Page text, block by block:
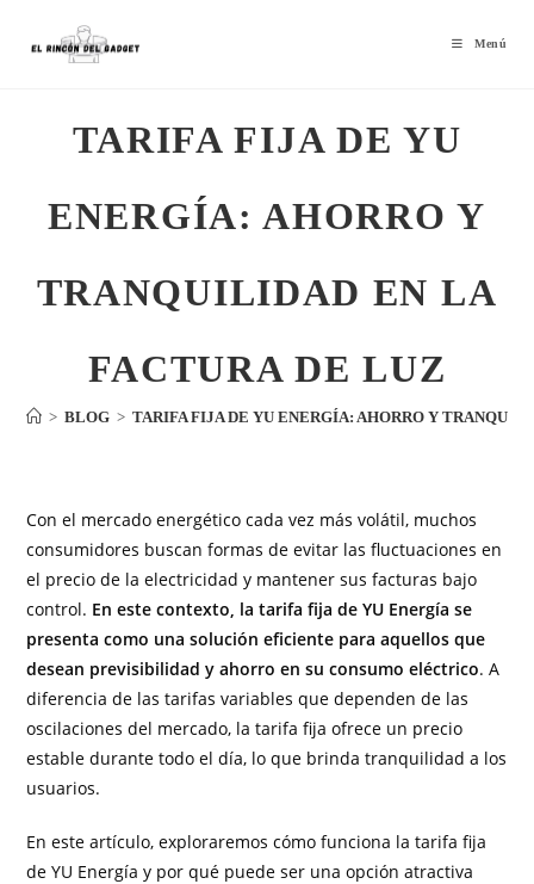
Menú
TARIFA FIJA DE YU
ENERGÍA: AHORRO Y
TRANQUILIDAD EN LA
FACTURA DE LUZ
> BLOG > TARIFA FIJA DE YU ENERGÍA: AHORRO Y
Con el mercado energético cada vez más volátil, muchos
consumidores buscan formas de evitar las fluctuaciones en
el precio de la electricidad y mantener sus facturas bajo
control. En este contexto, la tarifa fija de YU Energía se
presenta como una solución eficiente para aquellos que
desean previsibilidad y ahorro en su consumo eléctrico. A
diferencia de las tarifas variables que dependen de las
oscilaciones del mercado, la tarifa fija ofrece un precio
estable durante todo el día, lo que brinda tranquilidad a los
usuarios.
En este artículo, exploraremos cómo funciona la tarifa fija
de YU Energía y por qué puede ser una opción atractiva